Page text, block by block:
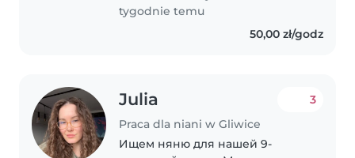
tygodnie temu
50,00 zł/godz
Julia
Praca dla niani w Gliwice
3
Ищем няню для нашей 9-